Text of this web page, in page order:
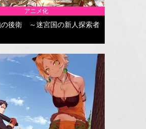
アニメ化
の後衛 ～迷宮国の新人探索者